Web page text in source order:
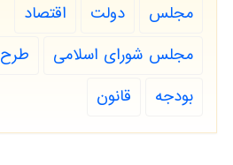
مجلس دولت
اقتصاد
مجلس شورای اسلامی
طرح
بودجه
قانون